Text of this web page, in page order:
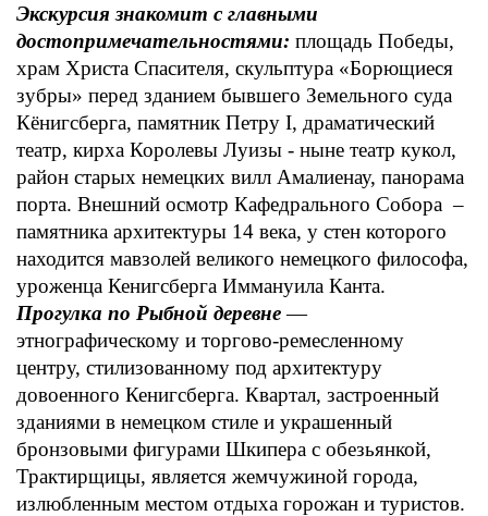
Экскурсия знакомит с главными
достопримечательностями: площадь Победы,
храм Христа Спасителя, скульптура «Борющиеся
зубры» перед зданием бывшего Земельного суда
Кёнигсберга, памятник Петру I, драматический
театр, кирха Королевы Луизы - ныне театр кукол,
район старых немецких вилл Амалиенау, панорама
порта. Внешний осмотр Кафедрального Собора –
памятника архитектуры 14 века, у стен которого
находится мавзолей великого немецкого философа,
уроженца Кенигсберга Иммануила Канта.
Прогулка по Рыбной деревне—
этнографическому и торгово-ремесленному
центру, стилизованному под архитектуру
довоенного Кенигсберга. Квартал, застроенный
зданиями в немецком стиле и украшенный
бронзовыми фигурами Шкипера с обезьянкой,
Трактирщицы, является жемчужиной города,
излюбленным местом отдыха горожан и туристов.